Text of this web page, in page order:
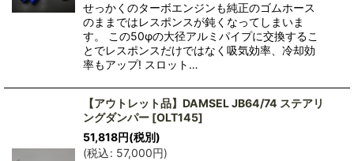
せっかくのターボエンジンも純正のゴムホース
のままではレスポンスが鈍くなってしまいま
す。 この50φの大径アルミパイプに交換するこ
とでレスポンスだけではなく吸気効率、冷却効
率もアップ! スロット…
【アウトレット品】DAMSEL JB64/74 ステアリ
ングダンパー [OLT145]
51,818円(税別)
(税込: 57,000円)